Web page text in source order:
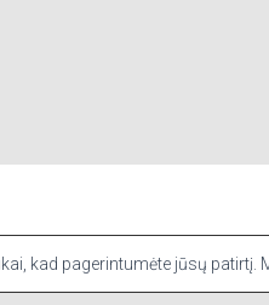
PASKYRA KONTAKTAI
tinkamiausią patirtį
kad pagerintumėte jūsų